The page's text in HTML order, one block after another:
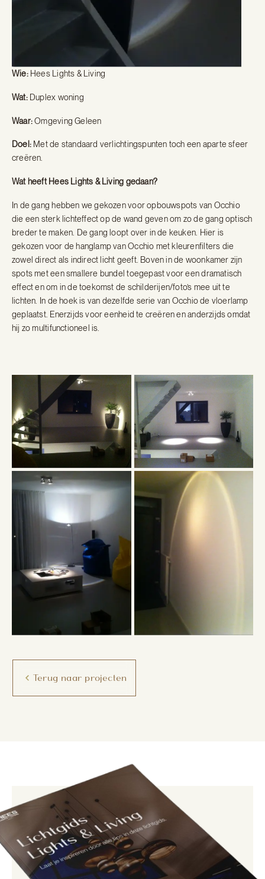
Wie: Hees Lights & Living
Wat: Duplex woning
Waar:Omgeving Geleen
Doel: Met de standaard verlichtingspunten toch een aparte sfeer
creëren.
Wat heeft Hees Lights & Living gedaan?
In de gang hebben we gekozen voor opbouwspots van Occhio
die een sterk lichteffect op de wand geven om zo de gang optisch
breder te maken. De gang loopt over in de keuken. Hier is
gekozen voor de hanglamp van Occhio met kleurenfilters die
zowel direct als indirect licht geeft. Boven in de woonkamer zijn
spots met een smallere bundel toegepast voor een dramatisch
effect en om in de toekomst de schilderijen/foto’s mee uit te
lichten. In de hoek is van dezelfde serie van Occhio de vloerlamp
geplaatst. Enerzijds voor eenheid te creëren en anderzijds omdat
hij zo multifunctioneel is.
Terug naar projecten